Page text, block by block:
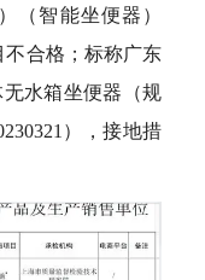
（智能坐便器）
不合格；标称广东
水箱坐便器（规
），接地措